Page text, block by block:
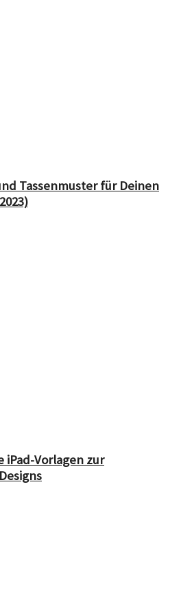
Tassenmuster für Deinen
iPad-Vorlagen zur